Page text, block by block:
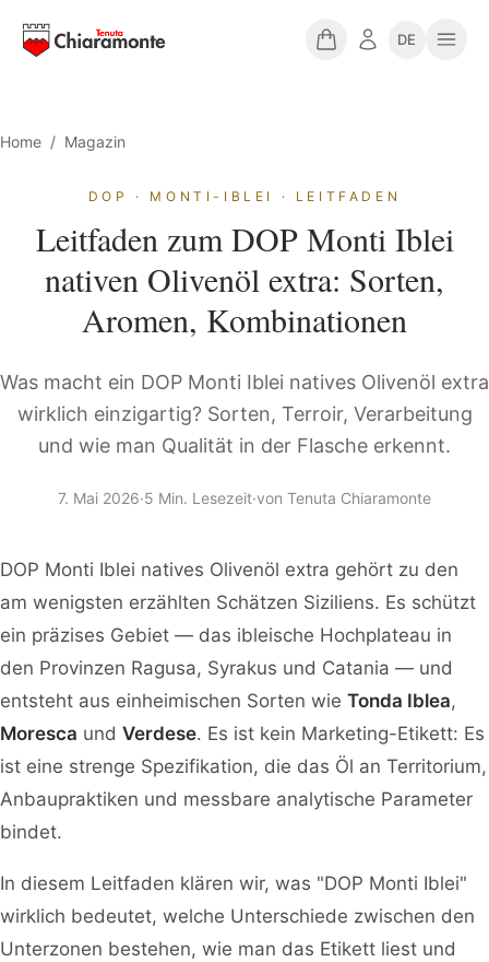
DE
Home / Magazin
DOP · MONTI-IBLEI · LEITFADEN
Leitfaden zum DOP Monti Iblei
nativen Olivenöl extra: Sorten,
Aromen, Kombinationen
Was macht ein DOP Monti Iblei natives Olivenöl extra
wirklich einzigartig? Sorten, Terroir, Verarbeitung
und wie man Qualität in der Flasche erkennt.
7. Mai 2026·5 Min. Lesezeit·von Tenuta Chiaramonte
DOP Monti Iblei natives Olivenöl extra gehört zu den
am wenigsten erzählten Schätzen Siziliens. Es schützt
ein präzises Gebiet — das ibleische Hochplateau in
den Provinzen Ragusa, Syrakus und Catania — und
entsteht aus einheimischen Sorten wie Tonda Iblea,
Moresca und Verdese. Es ist kein Marketing-Etikett: Es
ist eine strenge Spezifikation, die das Öl an Territorium,
Anbaupraktiken und messbare analytische Parameter
bindet.
In diesem Leitfaden klären wir, was "DOP Monti Iblei"
wirklich bedeutet, welche Unterschiede zwischen den
Unterzonen bestehen, wie man das Etikett liest und